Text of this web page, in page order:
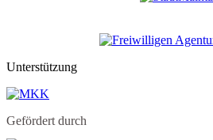
Unterstützung
Gefördert durch